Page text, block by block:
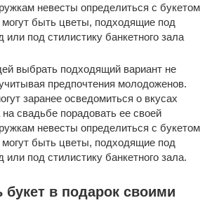
невесты определиться с букетом
быть цветы, подходящие под
под стилистику банкетного зала
выбрать подходящий вариант не
предпочтения молодоженов.
заранее осведомиться о вкусах
свадьбе порадовать ее своей
невесты определиться с букетом
быть цветы, подходящие под
под стилистику банкетного зала.
букет в подарок своими